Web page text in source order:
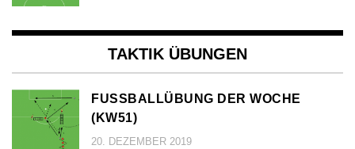
TAKTIK ÜBUNGEN
FUSSBALLÜBUNG DER WOCHE (
KW51)
20. DEZEMBER 2019